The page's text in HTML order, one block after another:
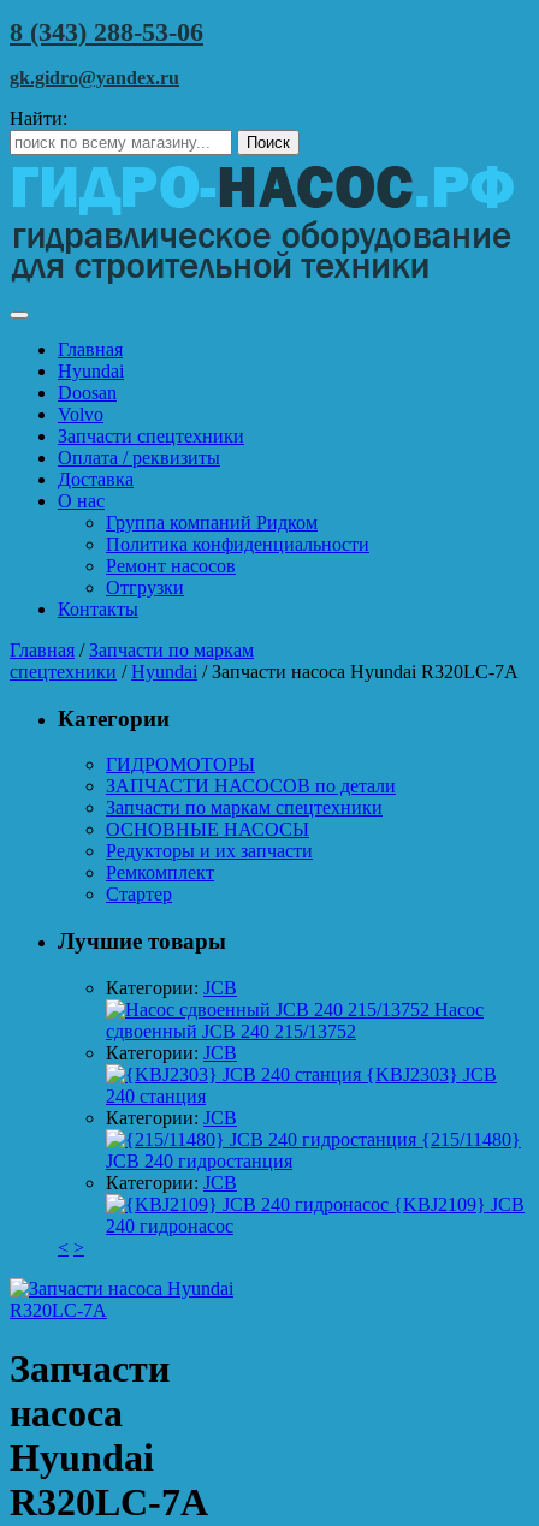
8 (343) 288-53-06
gk.gidro@yandex.ru
Найти:
Главная
Hyundai
Doosan
Volvo
Запчасти спецтехники
Оплата / реквизиты
Доставка
О нас
Группа компаний Ридком
Политика конфиденциальности
Ремонт насосов
Отгрузки
Контакты
Главная /Запчасти по маркам
спецтехники /Hyundai / Запчасти насоса Hyundai R320LC-7A
Категории
ГИДРОМОТОРЫ
ЗАПЧАСТИ НАСОСОВ по детали
Запчасти по маркам спецтехники
ОСНОВНЫЕ НАСОСЫ
Редукторы и их запчасти
Ремкомплект
Стартер
Лучшие товары
Категории: JCB
Насос
сдвоенный JCB 240 215/13752
Категории: JCB
{KBJ2303} JCB
240 станция
Категории: JCB
{215/11480}
JCB 240 гидростанция
Категории: JCB
{KBJ2109} JCB
240 гидронасос
< >
Запчасти
насоса
Hyundai
R320LC-7A